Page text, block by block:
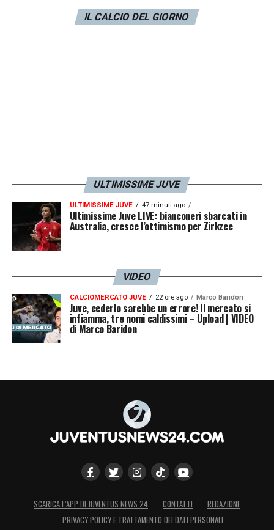
carica per il tedesco dopo il tentativo fallito
IL CALCIO DEL GIORNO
ULTIMISSIME JUVE
ULTIMISSIME JUVE 47 minuti ago
Ultimissime Juve LIVE: bianconeri sbarcati in
Australia, cresce l’ottimismo per Zirkzee
VIDEO
CALCIOMERCATO JUVE 22 ore ago Marco Baridon
Juve, cederlo sarebbe un errore! Il mercato si
infiamma, tre nomi caldissimi – Upload | VIDEO
di Marco Baridon
SCARICA L’APP DI JUVENTUS NEWS 24 CONTATTI
REDAZIONE
PRIVACY POLICY E TRATTAMENTO DEI DATI PERSONALI